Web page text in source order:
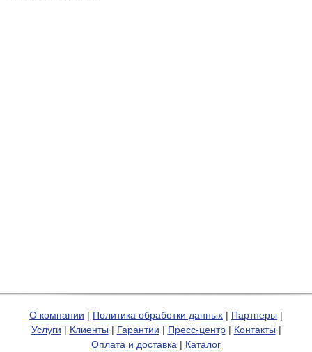
О компании | Политика обработки данных | Партнеры |
Услуги | Клиенты | Гарантии | Пресс-центр| Контакты |
Оплата и доставка | Каталог